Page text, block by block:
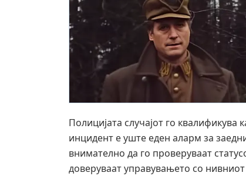
Полицијата случајот го
инцидент е уште еден аларм за
внимателно да го проверуваат
доверуваат управувањето со